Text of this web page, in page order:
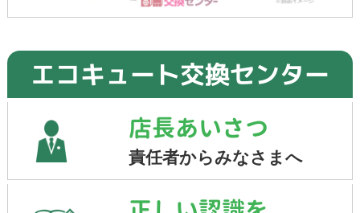
エコキュート交換センター
店長あいさつ
責任者からみなさまへ